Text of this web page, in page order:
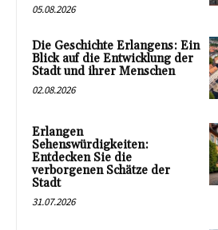
05.08.2026
Die Geschichte Erlangens: Ein
Blick auf die Entwicklung der
Stadt und ihrer Menschen
02.08.2026
Erlangen
Sehenswürdigkeiten:
Entdecken Sie die
verborgenen Schätze der
Stadt
31.07.2026